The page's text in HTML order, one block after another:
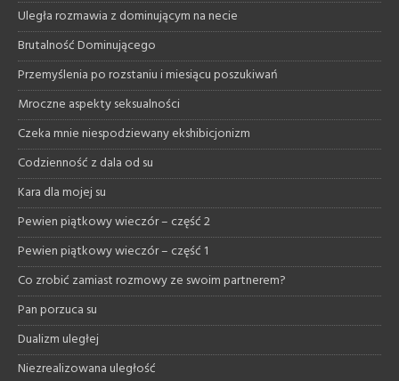
Uległa rozmawia z dominującym na necie
Brutalność Dominującego
Przemyślenia po rozstaniu i miesiącu poszukiwań
Mroczne aspekty seksualności
Czeka mnie niespodziewany ekshibicjonizm
Codzienność z dala od su
Kara dla mojej su
Pewien piątkowy wieczór – część 2
Pewien piątkowy wieczór – część 1
Co zrobić zamiast rozmowy ze swoim partnerem?
Pan porzuca su
Dualizm uległej
Niezrealizowana uległość